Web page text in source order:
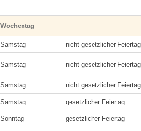
Wochentag
Samstag nicht gesetzlicher Feiertag
Samstag nicht gesetzlicher Feiertag
Samstag nicht gesetzlicher Feiertag
Samstag gesetzlicher Feiertag
Sonntag gesetzlicher Feiertag